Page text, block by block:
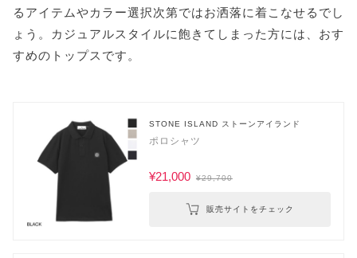
るアイテムやカラー選択次第ではお洒落に着こなせるでし
ょう。カジュアルスタイルに飽きてしまった方には、おす
すめのトップスです。
STONE ISLAND ストーンアイランド
ポロシャツ
¥21,000 ¥29,700
販売サイトをチェック